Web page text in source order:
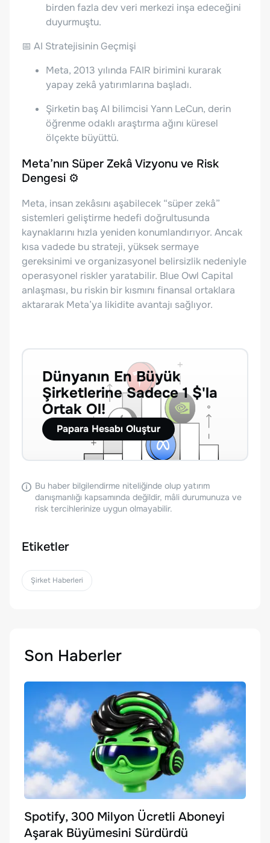
birden fazla dev veri merkezi inşa edeceğini
duyurmuştu.
📅 AI Stratejisinin Geçmişi
Meta, 2013 yılında FAIR birimini kurarak
yapay zekâ yatırımlarına başladı.
Şirketin baş AI bilimcisi Yann LeCun, derin
öğrenme odaklı araştırma ağını küresel
ölçekte büyüttü.
Meta’nın Süper Zekâ Vizyonu ve Risk
Dengesi ⚙️
Meta, insan zekâsını aşabilecek “süper zekâ”
sistemleri geliştirme hedefi doğrultusunda
kaynaklarını hızla yeniden konumlandırıyor. Ancak
kısa vadede bu strateji, yüksek sermaye
gereksinimi ve organizasyonel belirsizlik nedeniyle
operasyonel riskler yaratabilir. Blue Owl Capital
anlaşması, bu riskin bir kısmını finansal ortaklara
aktararak Meta’ya likidite avantajı sağlıyor.
Dünyanın En Büyük
Şirketlerine Sadece 1 $'la
Ortak Ol!
Papara Hesabı Oluştur
Bu haber bilgilendirme niteliğinde olup yatırım
danışmanlığı kapsamında değildir, mâli durumunuza ve
risk tercihlerinize uygun olmayabilir.
Etiketler
Şirket Haberleri
Son Haberler
Spotify, 300 Milyon Ücretli Aboneyi
Aşarak Büyümesini Sürdürdü